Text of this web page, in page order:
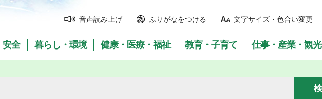
音声読み上げ ふりがなをつける 文字サイズ・色合い変更
安全 暮らし・環境 健康・医療・福祉 教育・子育て 仕事・産業・観光